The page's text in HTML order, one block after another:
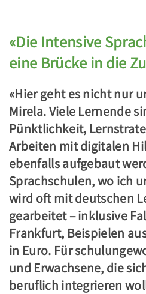
«Die Intensive
eine Brücke in die
«Hier geht es nicht nur
Mirela. Viele Lernende
Pünktlichkeit,
Arbeiten mit digitalen
ebenfalls aufgebaut
Sprachschulen, wo ich
wird oft mit deutschen
gearbeitet – inklusive
Frankfurt, Beispielen
in Euro. Für
und Erwachsene, die
beruflich integrieren